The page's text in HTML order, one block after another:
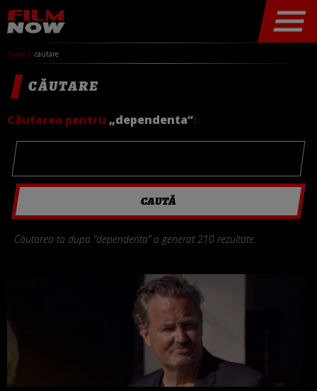
home cautare
CĂUTARE
Căutarea pentru „dependenta”:
Căutarea ta dupa “dependenta” a generat 210 rezultate.